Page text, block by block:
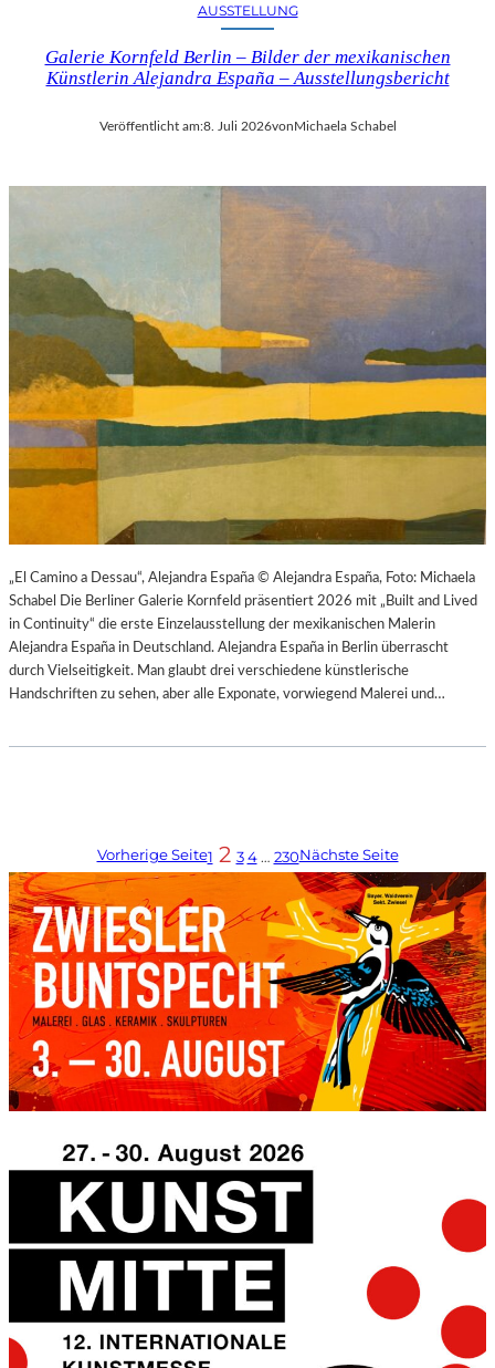
AUSSTELLUNG
Galerie Kornfeld Berlin – Bilder der mexikanischen
Künstlerin Alejandra España – Ausstellungsbericht
Veröffentlicht am:8. Juli 2026vonMichaela Schabel
„El Camino a Dessau“, Alejandra España © Alejandra España, Foto: Michaela
Schabel Die Berliner Galerie Kornfeld präsentiert 2026 mit „Built and Lived
in Continuity“ die erste Einzelausstellung der mexikanischen Malerin
Alejandra España in Deutschland. Alejandra España in Berlin überrascht
durch Vielseitigkeit. Man glaubt drei verschiedene künstlerische
Handschriften zu sehen, aber alle Exponate, vorwiegend Malerei und…
Vorherige Seite1 2 3 4 … 230Nächste Seite